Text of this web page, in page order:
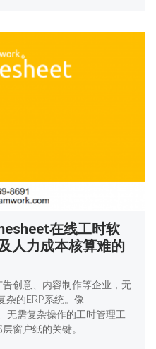
在线工时软
人力成本核算难的
创意、内容制作等企业，无
杂的ERP系统。像
无需复杂操作的工时管理工
窗户纸的关键。